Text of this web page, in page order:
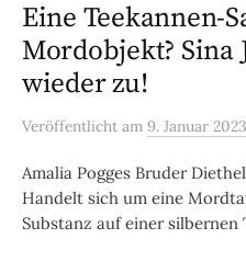
Eine Teekannen-
Mordobjekt? Sina
wieder zu!
Veröffentlicht am 9. Januar 2023
Amalia Pogges Bruder
Handelt sich um eine
Substanz auf einer silbernen